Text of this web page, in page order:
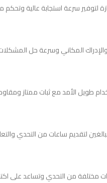
سرعة استجابة عالية وتحكم
المكاني وسرعة حل
لتقديم ساعات من التحدي
من التحدي وتساعد على